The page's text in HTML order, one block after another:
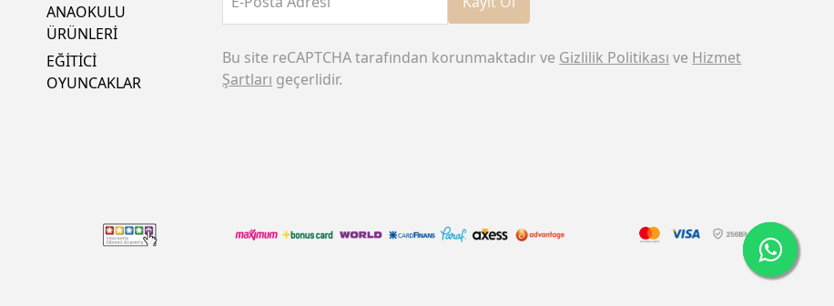
ANAOKULU
ÜRÜNLERİ
EĞİTİCİ
OYUNCAKLAR
Bu site reCAPTCHA tarafından korunmaktadır ve Gizlilik Politikası ve Hizmet
Şartları geçerlidir.